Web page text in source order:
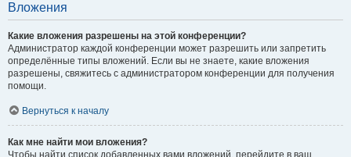
Вложения
Какие вложения разрешены на этой конференции?
Администратор каждой конференции может разрешить или запретить
определённые типы вложений. Если вы не знаете, какие вложения
разрешены, свяжитесь с администратором конференции для получения
помощи.
Вернуться к началу
Как мне найти мои вложения?
Чтобы найти список добавленных вами вложений, перейдите в ваш